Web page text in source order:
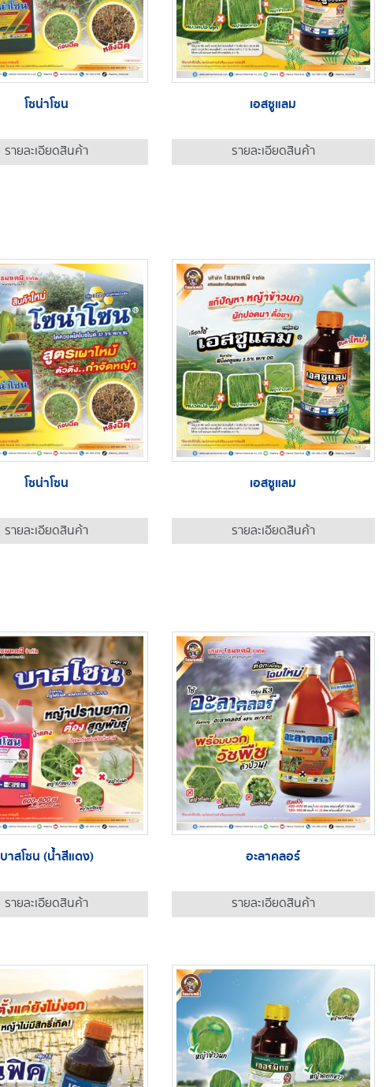
โซน่าโซน
รายละเอียดสินค้า
เอสซูแลม
รายละเอียดสินค้า
โซน่าโซน
รายละเอียดสินค้า
เอสซูแลม
รายละเอียดสินค้า
บาสโซน (น้ำสีแดง)
รายละเอียดสินค้า
อะลาคลอร์
รายละเอียดสินค้า